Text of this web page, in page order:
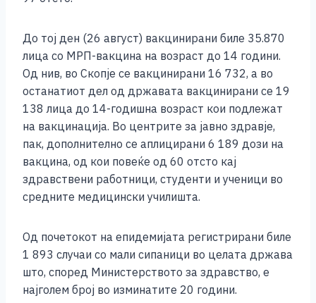
До тој ден (26 август) вакцинирани биле 35.870
лица со МРП-вакцина на возраст до 14 години.
Од нив, во Скопје се вакцинирани 16 732, а во
останатиот дел од државата вакцинирани се 19
138 лица до 14-годишна возраст кои подлежат
на вакцинација. Во центрите за јавно здравје,
пак, дополнително се аплицирани 6 189 дози на
вакцина, од кои повеќе од 60 отсто кај
здравствени работници, студенти и ученици во
средните медицински училишта.
Од почетокот на епидемијата регистрирани биле
1 893 случаи со мали сипаници во целата држава
што, според Министерството за здравство, е
најголем број во изминатите 20 години.